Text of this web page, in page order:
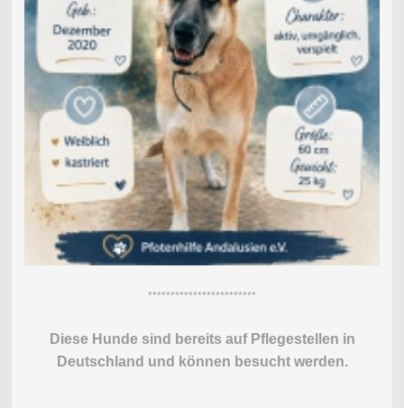
************************
Diese Hunde sind bereits auf Pflegestellen in
Deutschland und können besucht werden.